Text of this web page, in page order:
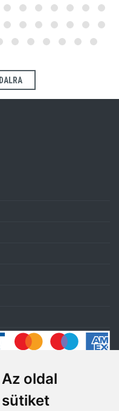
Az oldal
sütiket